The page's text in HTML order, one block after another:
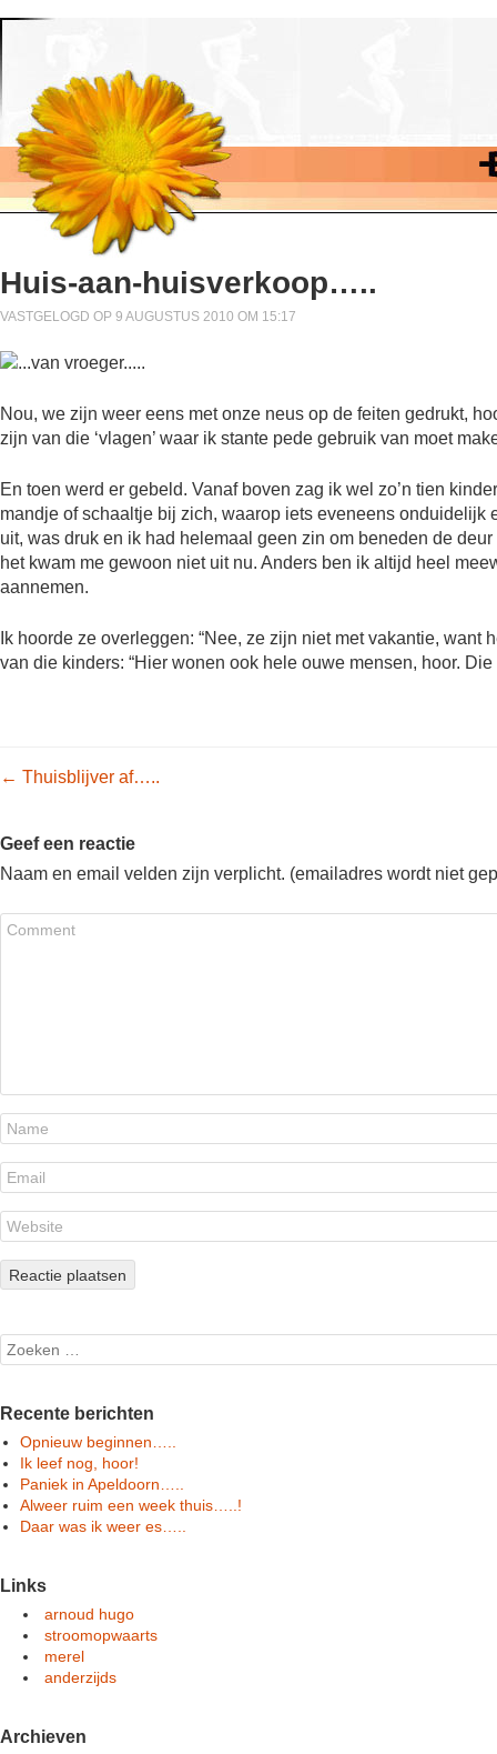
Huis-aan-huisverkoop…..
VASTGELOGD OP 9 AUGUSTUS 2010 OM 15:17
Nou, we zijn weer eens met onze neus op de feiten gedrukt,
zijn van die ‘vlagen’ waar ik stante pede gebruik van moet
En toen werd er gebeld. Vanaf boven zag ik wel zo’n tien
mandje of schaaltje bij zich, waarop iets eveneens
uit, was druk en ik had helemaal geen zin om beneden de
het kwam me gewoon niet uit nu. Anders ben ik altijd heel
aannemen.
Ik hoorde ze overleggen: “Nee, ze zijn niet met vakantie,
van die kinders: “Hier wonen ook hele ouwe mensen, hoor.
Post navigation
← Thuisblijver af…..
Geef een reactie
Naam en email velden zijn verplicht. (emailadres wordt niet
Search
Recente berichten
Opnieuw beginnen…..
Ik leef nog, hoor!
Paniek in Apeldoorn…..
Alweer ruim een week thuis…..!
Daar was ik weer es…..
Links
arnoud hugo
stroomopwaarts
merel
anderzijds
Archieven